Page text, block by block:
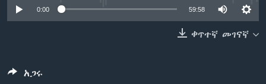
0:00 59:58
ቀጥተኛ መገናኛ
አጋሩ